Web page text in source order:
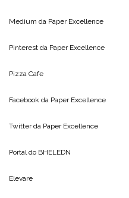
Medium da Paper Excellence
Pinterest da Paper Excellence
Pizza Cafe
Facebook da Paper Excellence
Twitter da Paper Excellence
Portal do BHELEDN
Elevare